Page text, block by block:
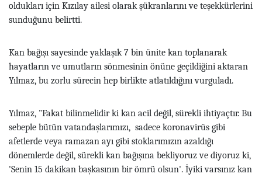
oldukları için Kızılay ailesi olarak şükranlarını ve teşekkürlerini
sunduğunu belirtti.
Kan bağışı sayesinde yaklaşık 7 bin ünite kan toplanarak
hayatların ve umutların sönmesinin önüne geçildiğini aktaran
Yılmaz, bu zorlu sürecin hep birlikte atlatıldığını vurguladı.
Yılmaz, "Fakat bilinmelidir ki kan acil değil, sürekli ihtiyaçtır. Bu
sebeple bütün vatandaşlarımızı, sadece koronavirüs gibi
afetlerde veya ramazan ayı gibi stoklarımızın azaldığı
dönemlerde değil, sürekli kan bağışına bekliyoruz ve diyoruz ki,
'Senin 15 dakikan başkasının bir ömrü olsun'. İyiki varsınız kan